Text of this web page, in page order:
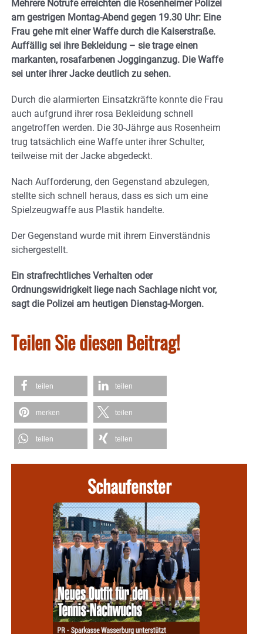
Mehrere Notrufe erreichten die Rosenheimer Polizei
am gestrigen Montag-Abend gegen 19.30 Uhr: Eine
Frau gehe mit einer Waffe durch die Kaiserstraße.
Auffällig sei ihre Bekleidung – sie trage einen
markanten, rosafarbenen Jogginganzug. Die Waffe
sei unter ihrer Jacke deutlich zu sehen.
Durch die alarmierten Einsatzkräfte konnte die Frau
auch aufgrund ihrer rosa Bekleidung schnell
angetroffen werden. Die 30-Jährge aus Rosenheim
trug tatsächlich eine Waffe unter ihrer Schulter,
teilweise mit der Jacke abgedeckt.
Nach Aufforderung, den Gegenstand abzulegen,
stellte sich schnell heraus, dass es sich um eine
Spielzeugwaffe aus Plastik handelte.
Der Gegenstand wurde mit ihrem Einverständnis
sichergestellt.
Ein strafrechtliches Verhalten oder
Ordnungswidrigkeit liege nach Sachlage nicht vor,
sagt die Polizei am heutigen Dienstag-Morgen.
Teilen Sie diesen Beitrag!
teilen teilen
merken teilen
teilen teilen
Schaufenster